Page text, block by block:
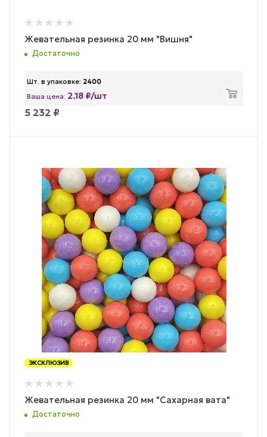
Жевательная резинка 20 мм "Вишня"
Достаточно
Шт. в упаковке: 2400
Ваша цена: 2.18 ₽/шт
5 232 ₽
ЭКСКЛЮЗИВ
Жевательная резинка 20 мм "Сахарная вата"
Достаточно